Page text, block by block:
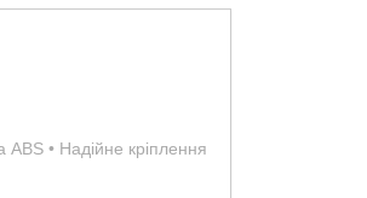
ABS • Надійне кріплення